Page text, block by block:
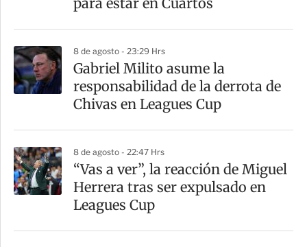
8 de agosto - 23:29 Hrs
Gabriel Milito asume la
responsabilidad de la derrota de
Chivas en Leagues Cup
8 de agosto - 22:47 Hrs
“Vas a ver”, la reacción de Miguel
Herrera tras ser expulsado en
Leagues Cup